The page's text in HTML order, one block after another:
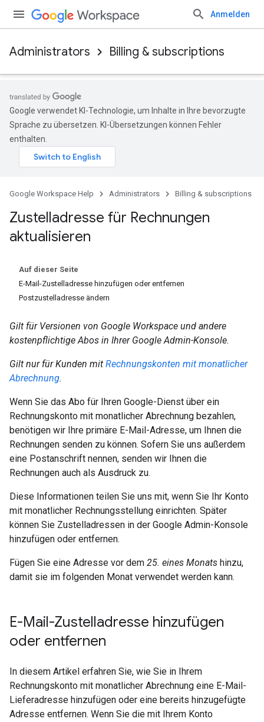
Anmelden
Administrators Billing & subscriptions
Google verwendet KI-Technologie, um Inhalte in Ihre bevorzugte
Sprache zu übersetzen. KI-Übersetzungen können Fehler
enthalten.
Google Workspace Help Administrators Billing & subscriptions
Zustelladresse für Rechnungen
aktualisieren
Auf dieser Seite
E-Mail-Zustelladresse hinzufügen oder entfernen
Postzustelladresse ändern
Gilt für Versionen von Google Workspace und andere
kostenpflichtige Abos in Ihrer Google Admin-Konsole.
Gilt nur für Kunden mit Rechnungskonten mit monatlicher
Abrechnung.
Wenn Sie das Abo für Ihren Google-Dienst über ein
Rechnungskonto mit monatlicher Abrechnung bezahlen,
benötigen wir Ihre primäre E-Mail-Adresse, um Ihnen die
Rechnungen senden zu können. Sofern Sie uns außerdem
eine Postanschrift nennen, senden wir Ihnen die
Rechnungen auch als Ausdruck zu.
Diese Informationen teilen Sie uns mit, wenn Sie Ihr Konto
mit monatlicher Rechnungsstellung einrichten. Später
können Sie Zustelladressen in der Google Admin-Konsole
hinzufügen oder entfernen.
Fügen Sie eine Adresse vor dem 25. eines Monats hinzu,
damit sie im folgenden Monat verwendet werden kann.
E-Mail-Zustelladresse hinzufügen
oder entfernen
In diesem Artikel erfahren Sie, wie Sie in Ihrem
Rechnungskonto mit monatlicher Abrechnung eine E-Mail-
Lieferadresse hinzufügen oder eine bereits hinzugefügte
Adresse entfernen. Wenn Sie die mit Ihrem Konto